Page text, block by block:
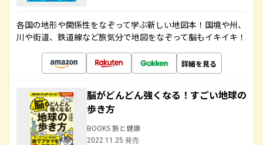
各国の地形や関係性をなぞって学ぶ新しい地図本！国境や州、
川や街道、鉄道線など旅気分で地図をなぞって脳もイキイキ！
詳細を見る
脳がどんどん強くなる！すごい地球の
歩き方
BOOKS 旅と健康
2022.11.25 発売